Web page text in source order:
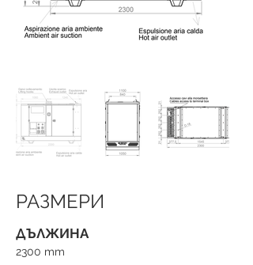
РАЗМЕРИ
ДЪЛЖИНА
2300 mm